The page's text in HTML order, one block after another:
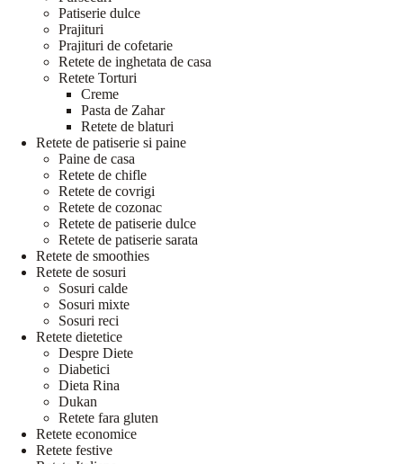
Patiserie dulce
Prajituri
Prajituri de cofetarie
Retete de inghetata de casa
Retete Torturi
Creme
Pasta de Zahar
Retete de blaturi
Retete de patiserie si paine
Paine de casa
Retete de chifle
Retete de covrigi
Retete de cozonac
Retete de patiserie dulce
Retete de patiserie sarata
Retete de smoothies
Retete de sosuri
Sosuri calde
Sosuri mixte
Sosuri reci
Retete dietetice
Despre Diete
Diabetici
Dieta Rina
Dukan
Retete fara gluten
Retete economice
Retete festive